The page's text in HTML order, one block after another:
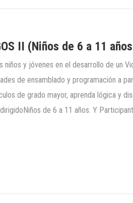
II (Niños de 6 a 11
y jóvenes en el desarrollo de un
de ensamblado y programación a
de grado mayor, aprenda lógica y
de 6 a 11 años. Y